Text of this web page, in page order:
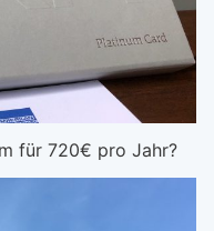
für 720€ pro Jahr?